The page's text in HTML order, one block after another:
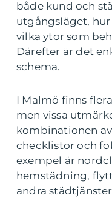
både kund och
utgångsläget,
vilka ytor som
Därefter är det
schema.
I Malmö finns
men vissa
kombinationen
checklistor och
exempel är
hemstädning,
andra